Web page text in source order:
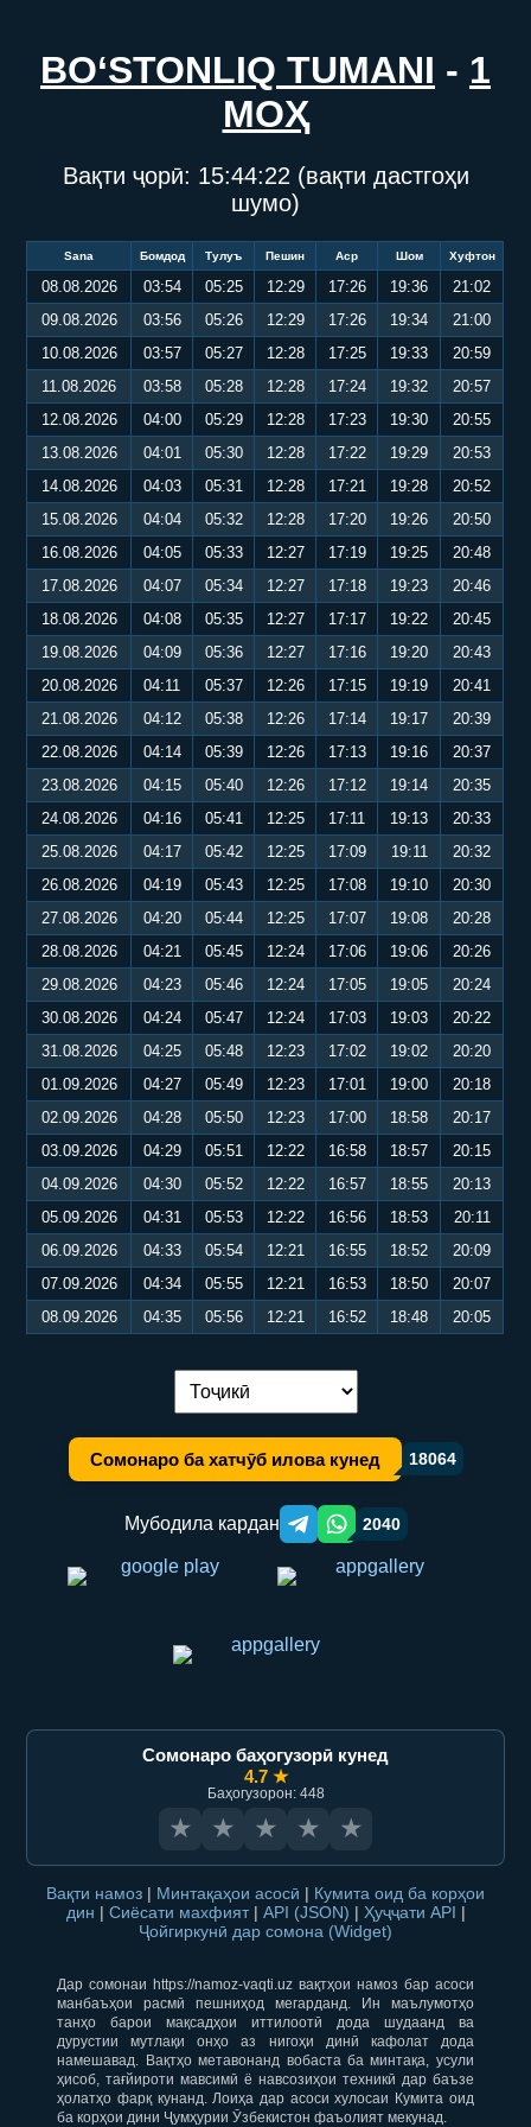
BO‘STONLIQ TUMANI - 1
МОҲ
Вақти ҷорӣ: 15:44:22 (вақти дастгоҳи
шумо)
Sana Бомдод Тулуъ Пешин Аср Шом Хуфтон
08.08.2026 03:54 05:25 12:29 17:26 19:36
21:02
09.08.2026
03:56 05:26 12:29 17:26 19:34
21:00
10.08.2026
03:57 05:27 12:28 17:25 19:33
20:59
11.08.2026
03:58 05:28 12:28 17:24 19:32
20:57
12.08.2026
04:00 05:29 12:28 17:23 19:30
20:55
13.08.2026
04:01 05:30 12:28 17:22 19:29
20:53
14.08.2026
04:03 05:31 12:28 17:21 19:28
20:52
15.08.2026
04:04 05:32 12:28 17:20 19:26
20:50
16.08.2026
04:05 05:33 12:27 17:19 19:25
20:48
17.08.2026
04:07 05:34 12:27 17:18 19:23
20:46
18.08.2026
04:08 05:35 12:27 17:17 19:22
20:45
19.08.2026
04:09 05:36 12:27 17:16 19:20
20:43
20.08.2026
04:11 05:37 12:26 17:15 19:19
20:41
21.08.2026
04:12 05:38 12:26 17:14 19:17
20:39
22.08.2026
04:14 05:39 12:26 17:13 19:16
20:37
23.08.2026
04:15 05:40 12:26 17:12 19:14
20:35
24.08.2026
04:16 05:41 12:25 17:11 19:13
20:33
25.08.2026
04:17 05:42 12:25 17:09 19:11
20:32
26.08.2026
04:19 05:43 12:25 17:08 19:10
20:30
27.08.2026
04:20 05:44 12:25 17:07 19:08
20:28
28.08.2026
04:21 05:45 12:24 17:06 19:06
20:26
29.08.2026
04:23 05:46 12:24 17:05 19:05
20:24
30.08.2026
04:24 05:47 12:24 17:03 19:03
20:22
31.08.2026
04:25 05:48 12:23 17:02 19:02
20:20
01.09.2026
04:27 05:49 12:23 17:01 19:00
20:18
02.09.2026
04:28 05:50 12:23 17:00 18:58
20:17
03.09.2026
04:29 05:51 12:22 16:58 18:57
20:15
04.09.2026
04:30 05:52 12:22 16:57 18:55
20:13
05.09.2026
04:31 05:53 12:22 16:56 18:53
20:11
06.09.2026
04:33 05:54 12:21 16:55 18:52
20:09
07.09.2026
04:34 05:55 12:21 16:53 18:50
20:07
08.09.2026
04:35 05:56 12:21 16:52 18:48 20:05
Иваз кардани забон:
Сомонаро ба хатчӯб илова кунед 18064
Мубодила кардан Telegram orqali ulashish
WhatsApp orqali ulashish
2040
Сомонаро баҳогузорӣ кунед
4.7 ★
Баҳогузорон: 448
★ ★ ★ ★ ★
Вақти намоз | Минтақаҳои асосӣ | Кумита оид ба корҳои
дин | Сиёсати махфият | API (JSON) | Ҳуҷҷати API |
Ҷойгиркунӣ дар сомона (Widget)
Дар сомонаи https://namoz-vaqti.uz вақтҳои намоз бар асоси
манбаъҳои расмӣ пешниҳод мегарданд. Ин маълумотҳо
танҳо барои мақсадҳои иттилоотӣ дода шудаанд ва
дурустии мутлақи онҳо аз нигоҳи динӣ кафолат дода
намешавад. Вақтҳо метавонанд вобаста ба минтақа, усули
ҳисоб, тағйироти мавсимӣ ё навсозиҳои техникӣ дар баъзе
ҳолатҳо фарқ кунанд. Лоиҳа дар асоси хулосаи Кумита оид
ба корҳои дини Ҷумҳурии Ӯзбекистон фаъолият мекунад.